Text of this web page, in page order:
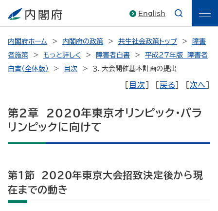
English
内閣府ホーム 内閣府の政策 共生社会政策トップ
障害
者施策
もっと詳しく 障害者白書
平成27年版 障害者
白書（全体版）
目次 ３．大会開催基本計画の提出
目次 戻る 次へ
第２章 2020年東京オリンピック・パラ
リンピックに向けて
第１節 2020年東京大会招致決定後から現
在までの動き